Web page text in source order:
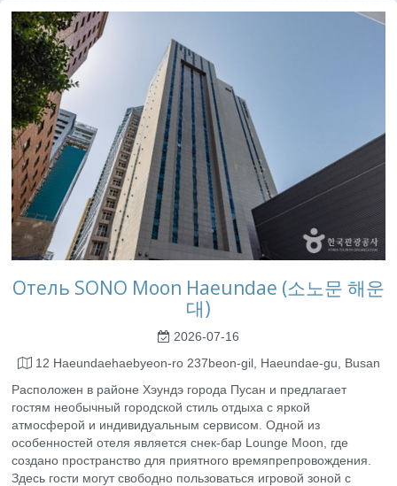
Отель SONO Moon Haeundae (소노문 해운
대)
2026-07-16
12 Haeundaehaebyeon-ro 237beon-gil, Haeundae-gu, Busan
Расположен в районе Хэундэ города Пусан и предлагает
гостям необычный городской стиль отдыха с яркой
атмосферой и индивидуальным сервисом. Одной из
особенностей отеля является снек-бар Lounge Moon, где
создано пространство для приятного времяпрепровождения.
Здесь гости могут свободно пользоваться игровой зоной с